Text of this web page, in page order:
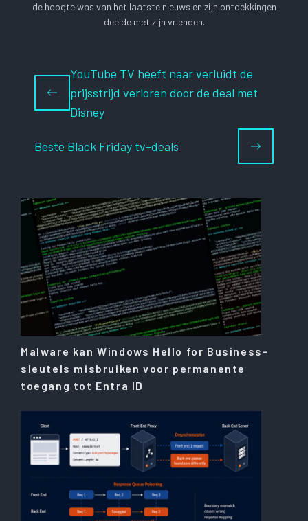
de hoogte was van het laatste nieuws en zijn ontdekkingen
deelde met zijn vrienden.
YouTube TV heeft naar verluidt de
prijsstrijd verloren door de deal met
Disney
Beste Black Friday tv-deals
Malware kan Windows Hello for Business-
sleutels misbruiken voor permanente
toegang tot Entra ID